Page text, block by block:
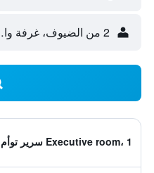
2 من الضيوف، غرفة واحدة
Executive room، 1 سرير توأم